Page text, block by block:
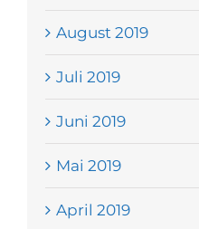
August 2019
Juli 2019
Juni 2019
Mai 2019
April 2019